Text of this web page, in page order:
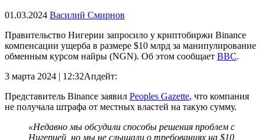
01.03.2024 Василий Смирнов
Правительство Нигерии запросило у криптобиржи Binance
компенсации ущерба в размере $10 млрд за манипулирование
обменным курсом найры (NGN). Об этом сообщает BBC.
3 марта 2024 | 12:32Апдейт:
Представитель Binance заявил Peoples Gazette, что компания
не получала штрафа от местных властей на такую сумму.
«Недавно мы обсудили способы решения проблем с
Нигерией, но мы не слышали о требованиях на $10